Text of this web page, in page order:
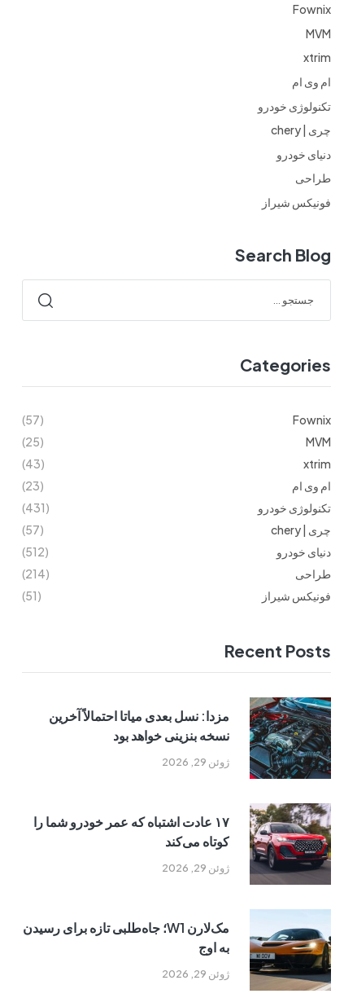
Fownix
MVM
xtrim
ام وی ام
تکنولوژی خودرو
چری | chery
دنیای خودرو
طراحی
فونیکس شیراز
Search Blog
Categories
Fownix
(57)
MVM
(25)
xtrim
(43)
ام وی ام
(23)
تکنولوژی خودرو
(431)
چری | chery
(57)
دنیای خودرو
(512)
طراحی
(214)
فونیکس شیراز
(51)
Recent Posts
ژوئن 29, 2026
مزدا: نسل بعدی میاتا احتمالاً آخرین
نسخه بنزینی خواهد بود
ژوئن 29, 2026
۱۷ عادت اشتباه که عمر خودرو شما را
کوتاه می‌کند
ژوئن 29, 2026
مک‌لارن W1؛ جاه‌طلبی تازه برای رسیدن
به اوج